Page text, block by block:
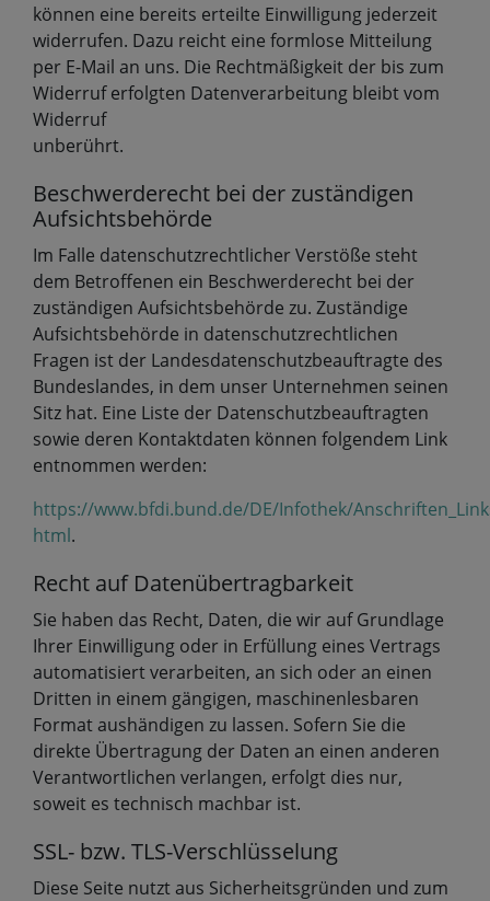
können eine bereits erteilte Einwilligung jederzeit
widerrufen. Dazu reicht eine formlose Mitteilung
per E-Mail an uns. Die Rechtmäßigkeit der bis zum
Widerruf erfolgten Datenverarbeitung bleibt vom
Widerruf
unberührt.
Beschwerderecht bei der zuständigen
Aufsichtsbehörde
Im Falle datenschutzrechtlicher Verstöße steht
dem Betroffenen ein Beschwerderecht bei der
zuständigen Aufsichtsbehörde zu. Zuständige
Aufsichtsbehörde in datenschutzrechtlichen
Fragen ist der Landesdatenschutzbeauftragte des
Bundeslandes, in dem unser Unternehmen seinen
Sitz hat. Eine Liste der Datenschutzbeauftragten
sowie deren Kontaktdaten können folgendem Link
entnommen werden:
https://www.bfdi.bund.de/DE/Infothek/
html.
Recht auf Datenübertragbarkeit
Sie haben das Recht, Daten, die wir auf Grundlage
Ihrer Einwilligung oder in Erfüllung eines Vertrags
automatisiert verarbeiten, an sich oder an einen
Dritten in einem gängigen, maschinenlesbaren
Format aushändigen zu lassen. Sofern Sie die
direkte Übertragung der Daten an einen anderen
Verantwortlichen verlangen, erfolgt dies nur,
soweit es technisch machbar ist.
SSL- bzw. TLS-Verschlüsselung
Diese Seite nutzt aus Sicherheitsgründen und zum